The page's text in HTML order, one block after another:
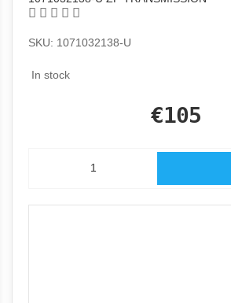
SKU: 1071032138-U
In stock
€105